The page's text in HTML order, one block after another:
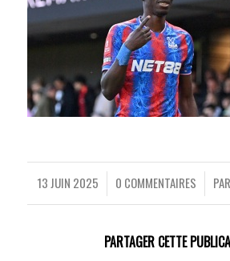
13 JUIN 2025
/ 0 COMMENTAIRES
/ PAR
PARTAGER CETTE